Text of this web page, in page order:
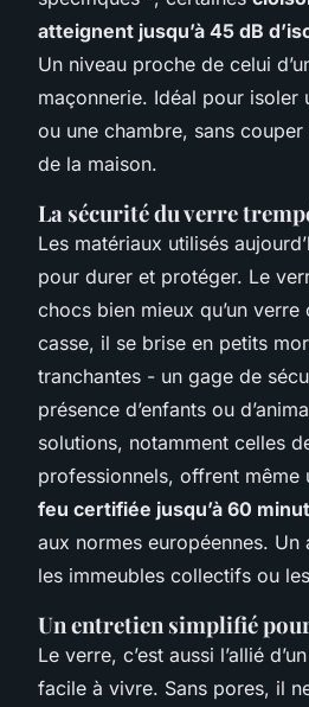
atteignent jusqu’à 45 dB
Un niveau proche de celui
maçonnerie. Idéal pour isoler
ou une chambre, sans
de la maison.
La sécurité du verre
Les matériaux utilisés
pour durer et protéger. Le
chocs bien mieux qu’un
casse, il se brise en petits
tranchantes - un gage de
présence d’enfants ou
solutions, notamment celles
professionnels, offrent même
feu certifiée jusqu’à 60
aux normes européennes.
les immeubles collectifs ou
Un entretien simplifié
Le verre, c’est aussi l’allié
facile à vivre. Sans pores, il